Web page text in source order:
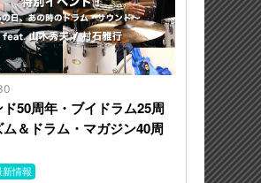
ド50周年・ブイドラム25周
＆ドラム・マガジン40周
新情報